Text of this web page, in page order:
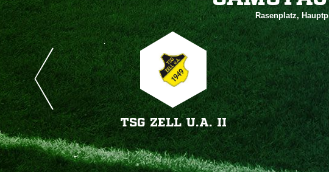
Rasenplatz,
TSG ZELL U.A. II